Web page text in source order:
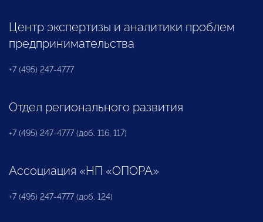
Центр экспертизы и аналитики проблем
предпринимательства
+7 (495) 247-4777
Отдел регионального развития
+7 (495) 247-4777 (доб. 116, 117)
Ассоциация «НП «ОПОРА»
+7 (495) 247-4777 (доб. 124)